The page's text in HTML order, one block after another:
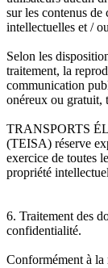
sur les contenus
intellectuelles et /
Selon les
traitement, la
communication
onéreux ou gratuit,
TRANSPORTS
(TEISA) réserve
exercice de toutes
propriété
6. Traitement des
confidentialité.
Conformément à la